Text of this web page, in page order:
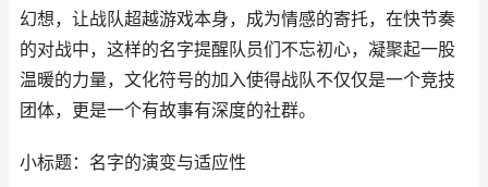
幻想，让战队超越游戏本身，成为情感的寄托，在快节奏
的对战中，这样的名字提醒队员们不忘初心，凝聚起一股
温暖的力量，文化符号的加入使得战队不仅仅是一个竞技
团体，更是一个有故事有深度的社群。
小标题：名字的演变与适应性